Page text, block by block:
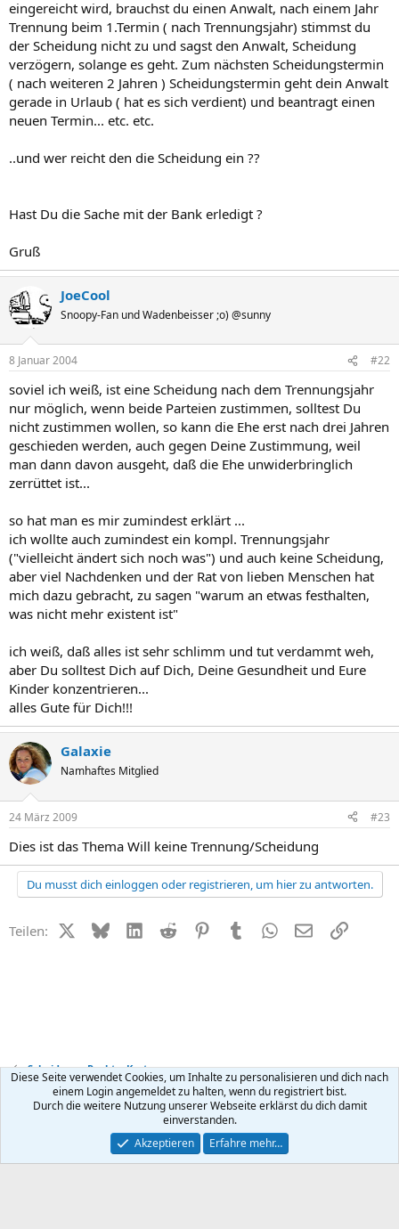
eingereicht wird, brauchst du einen Anwalt, nach einem Jahr
Trennung beim 1.Termin ( nach Trennungsjahr) stimmst du
der Scheidung nicht zu und sagst den Anwalt, Scheidung
verzögern, solange es geht. Zum nächsten Scheidungstermin
( nach weiteren 2 Jahren ) Scheidungstermin geht dein Anwalt
gerade in Urlaub ( hat es sich verdient) und beantragt einen
neuen Termin... etc. etc.
..und wer reicht den die Scheidung ein ??
Hast Du die Sache mit der Bank erledigt ?
Gruß
JoeCool
Snoopy-Fan und Wadenbeisser ;o) @sunny
8 Januar 2004 #22
soviel ich weiß, ist eine Scheidung nach dem Trennungsjahr
nur möglich, wenn beide Parteien zustimmen, solltest Du
nicht zustimmen wollen, so kann die Ehe erst nach drei Jahren
geschieden werden, auch gegen Deine Zustimmung, weil
man dann davon ausgeht, daß die Ehe unwiderbringlich
zerrüttet ist...
so hat man es mir zumindest erklärt ...
ich wollte auch zumindest ein kompl. Trennungsjahr
("vielleicht ändert sich noch was") und auch keine Scheidung,
aber viel Nachdenken und der Rat von lieben Menschen hat
mich dazu gebracht, zu sagen "warum an etwas festhalten,
was nicht mehr existent ist"
ich weiß, daß alles ist sehr schlimm und tut verdammt weh,
aber Du solltest Dich auf Dich, Deine Gesundheit und Eure
Kinder konzentrieren...
alles Gute für Dich!!!
Galaxie
Namhaftes Mitglied
24 März 2009 #23
Dies ist das Thema Will keine Trennung/Scheidung
Du musst dich einloggen oder registrieren, um hier zu antworten.
Teilen: X (Twitter)
BlueskyLinkedIn
Reddit PinterestTumblr WhatsApp
E-MailLink
Scheidung - Recht + Kosten
Kontakt Nutzungsbedingungen Datenschutz Hilfe
R
Community platform by XenForo ® © 2010-2026 XenForo Ltd.
Diese Seite verwendet Cookies, um Inhalte zu personalisieren und dich nach
einem Login angemeldet zu halten, wenn du registriert bist.
Durch die weitere Nutzung unserer Webseite erklärst du dich damit
einverstanden.
Akzeptieren
Erfahre mehr…